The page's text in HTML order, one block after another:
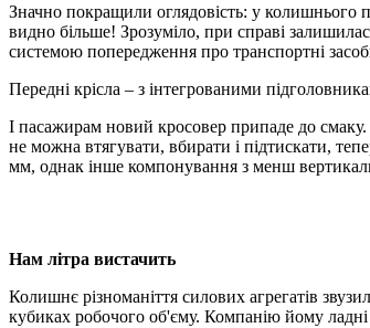
Значно покращили оглядовість: у колишнього
видно більше! Зрозуміло, при справі
системою попередження про транспортні
Передні крісла – з інтегрованими
І пасажирам новий кросовер припаде до
не можна втягувати, вбирати і підтискати,
мм, однак інше компонування з менш
Нам літра вистачить
Колишнє різноманіття силових агрегатів
кубиках робочого об'єму. Компанію йому ладні